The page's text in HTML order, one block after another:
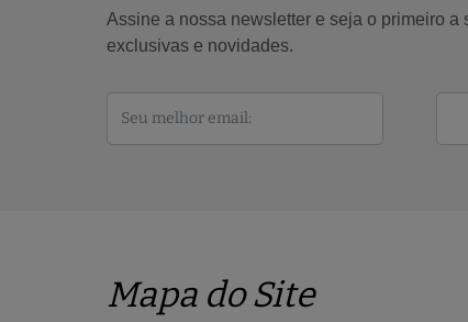
Assine a nossa newsletter e seja o primeiro a
exclusivas e novidades.
Mapa do Site